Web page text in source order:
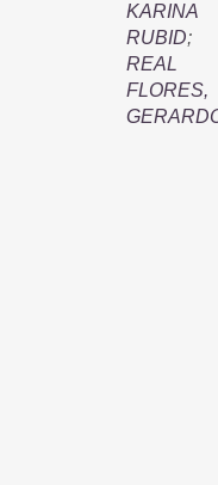
KARINA
RUBID;
REAL
FLORES,